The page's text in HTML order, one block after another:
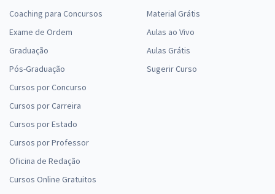
Coaching para Concursos
Exame de Ordem
Graduação
Pós-Graduação
Cursos por Concurso
Cursos por Carreira
Cursos por Estado
Cursos por Professor
Oficina de Redação
Cursos Online Gratuitos
Material Grátis
Aulas ao Vivo
Aulas Grátis
Sugerir Curso